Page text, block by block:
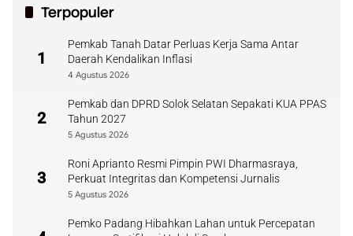
Terpopuler
1
Pemkab Tanah Datar Perluas Kerja Sama Antar
Daerah Kendalikan Inflasi
4 Agustus 2026
2
Pemkab dan DPRD Solok Selatan Sepakati KUA PPAS
Tahun 2027
5 Agustus 2026
3
Roni Aprianto Resmi Pimpin PWI Dharmasraya,
Perkuat Integritas dan Kompetensi Jurnalis
5 Agustus 2026
Pemko Padang Hibahkan Lahan untuk Percepatan